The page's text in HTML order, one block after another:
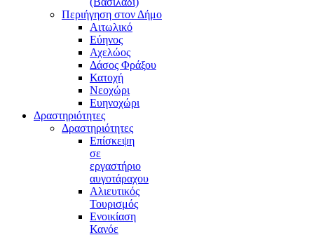
Περιήγηση στον Δήμο
Αιτωλικό
Εύηνος
Αχελώος
Δάσος Φράξου
Κατοχή
Νεοχώρι
Ευηνοχώρι
Δραστηριότητες
Δραστηριότητες
Επίσκεψη
σε
εργαστήριο
αυγοτάραχου
Αλιευτικός
Τουρισμός
Ενοικίαση
Κανόε